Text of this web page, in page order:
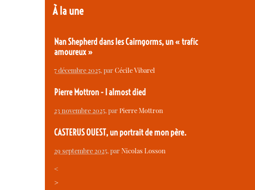
À la une
Nan Shepherd dans les Cairngorms, un « trafic
amoureux »
7 décembre 2025, parCécile Vibarel
Pierre Mottron - I almost died
23 novembre 2025, parPierre Mottron
CASTERUS OUEST, un portrait de mon père.
29 septembre 2025, parNicolas Losson
<
>